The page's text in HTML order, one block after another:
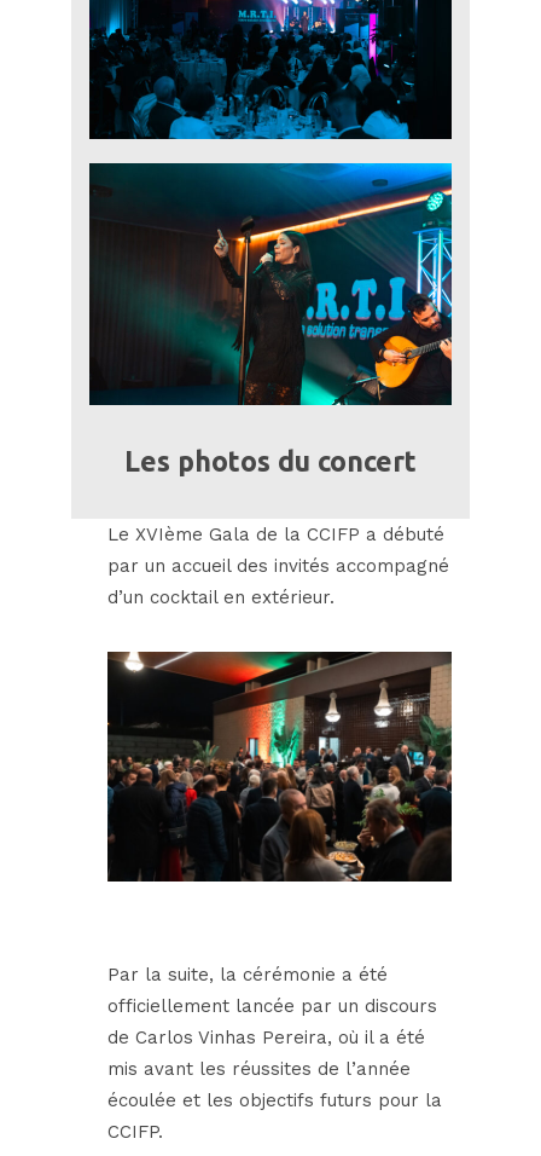
Les photos du concert
Le XVIème Gala de la CCIFP a débuté
par un accueil des invités accompagné
d’un cocktail en extérieur.
Par la suite, la cérémonie a été
officiellement lancée par un discours
de Carlos Vinhas Pereira, où il a été
mis avant les réussites de l’année
écoulée et les objectifs futurs pour la
CCIFP.